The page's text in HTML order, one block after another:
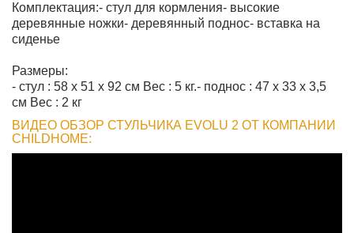
Комплектация:- стул для кормления- высокие
деревянные ножки- деревянный поднос- вставка на
сиденье
Размеры:
- стул : 58 x 51 x 92 см Вес : 5 кг.- поднос : 47 x 33 x 3,5
см Вес : 2 кг
ВИДЕО ОБЗОР СТУЛЬЧИКА EVOLU 2 ОТ КОМПАНИИ
CHILDHOME: